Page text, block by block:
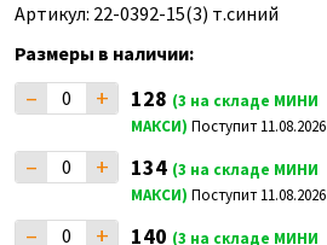
Артикул: 22-0392-15(3) т.синий
Размеры в наличии:
– + 128 (3 на складе МИНИ
МАКСИ) Поступит 11.08.2026
– + 134 (3 на складе МИНИ
МАКСИ) Поступит 11.08.2026
– + 140 (3 на складе МИНИ